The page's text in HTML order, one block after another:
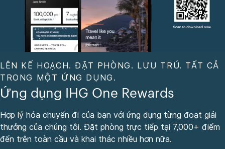
LÊN KẾ HOẠCH. ĐẶT PHÒNG. LƯU TRÚ. TẤT CẢ
TRONG MỘT ỨNG DỤNG.
Ứng dụng IHG One Rewards
Hợp lý hóa chuyến đi của bạn với ứng dụng từng đoạt giải
thưởng của chúng tôi. Đặt phòng trực tiếp tại 7,000+ điểm
đến trên toàn cầu và khai thác nhiều hơn nữa.